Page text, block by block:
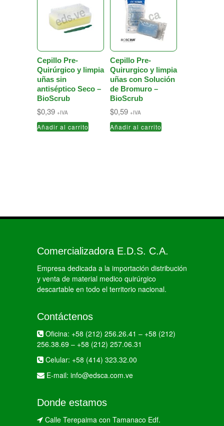
Cepillo Pre-
Quirúrgico y limpia
uñas sin
antiséptico Seco –
BioScrub
$0,39 +IVA
Añadir al carrito
Cepillo Pre-
Quirurgico y limpia
uñas con Solución
de Bromuro –
BioScrub
$0,59 +IVA
Añadir al carrito
Comercializadora E.D.S. C.A.
Empresa dedicada a la importación distribución
y venta de material medico quirúrgico
descartable en todo el territorio nacional.
Contáctenos
Oficina: +58 (212) 256.26.41 – +58 (212)
256.38.69 – +58 (212) 257.06.31
Celular: +58 (414) 323.32.00
E-mail: info@edsca.com.ve
Donde estamos
Calle Terepaima con Tamanaco Edf.